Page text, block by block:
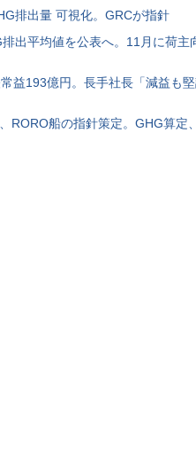
排出量 可視化。GRCが指針
出平均値を公表へ。11月に荷主
常益193億円。長手社長「減益も
、RORO船の指針策定。GHG算定